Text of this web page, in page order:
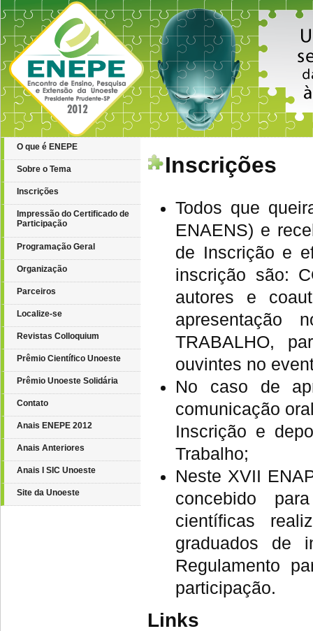
O que é ENEPE
Sobre o Tema
Inscrições
Impressão do Certificado de
Participação
Programação Geral
Organização
Parceiros
Localize-se
Revistas Colloquium
Prêmio Científico Unoeste
Prêmio Unoeste Solidária
Contato
Anais ENEPE 2012
Anais Anteriores
Anais I SIC Unoeste
Site da Unoeste
Inscrições
Todos que
ENAENS) e
de Inscrição e
inscrição são:
autores e
apresentação
TRABALHO,
ouvintes no
No caso de
comunicação
Inscrição e
Trabalho;
Neste XVII
concebido
científicas
graduados de
Regulamento
participação.
Links